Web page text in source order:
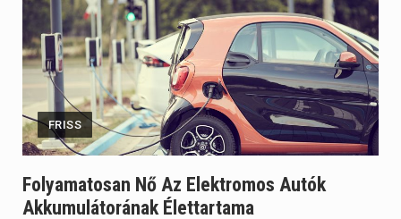
FRISS
Folyamatosan Nő Az Elektromos Autók
Akkumulátorának Élettartama